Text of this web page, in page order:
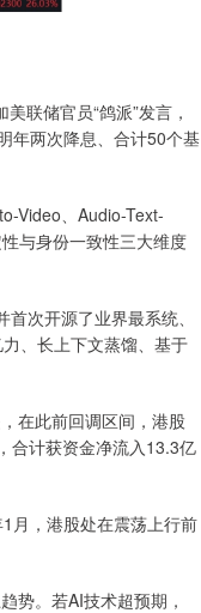
联储官员“鸽派”发言，
年两次降息、合计50个基
Video、Audio-Text-
与身份一致性三大维度
次开源了业界最系统、
、长上下文蒸馏、基于
在此前回调区间，港股
合计获资金净流入13.3亿
月，港股处在震荡上行前
势。若AI技术超预期，